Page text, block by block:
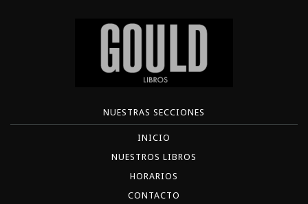
NUESTRAS SECCIONES
INICIO
NUESTROS LIBROS
HORARIOS
CONTACTO